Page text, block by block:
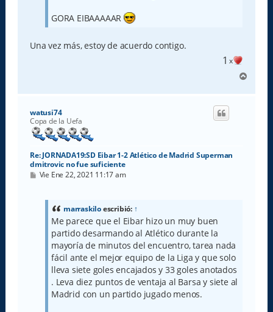
GORA EIBAAAAAR
Una vez más, estoy de acuerdo contigo.
1 x
r
watusi74
Copa de la Uefa
Re: JORNADA19:SD Eibar 1-2 Atlético de Madrid Superman
dmitrovic no fue suficiente
M
Vie Ene 22, 2021 11:17 am
marraskiloescribió: ↑
Me parece que el Eibar hizo un muy buen
partido desarmando al Atlético durante la
mayoría de minutos del encuentro, tarea nada
fácil ante el mejor equipo de la Liga y que solo
lleva siete goles encajados y 33 goles anotados
. Leva diez puntos de ventaja al Barsa y siete al
Madrid con un partido jugado menos.